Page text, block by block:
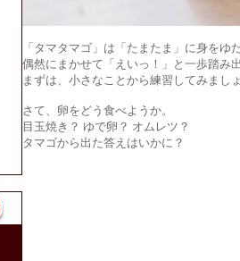
「タマタマゴ」は「たまたま」に身をゆ
偶然にまかせて「えいっ！」と一歩踏み
まずは、小さなことから練習してみまし
さて、卵をどう食べようか。
目玉焼き？ ゆで卵？ オムレツ？
タマゴから出た答えはいかに？